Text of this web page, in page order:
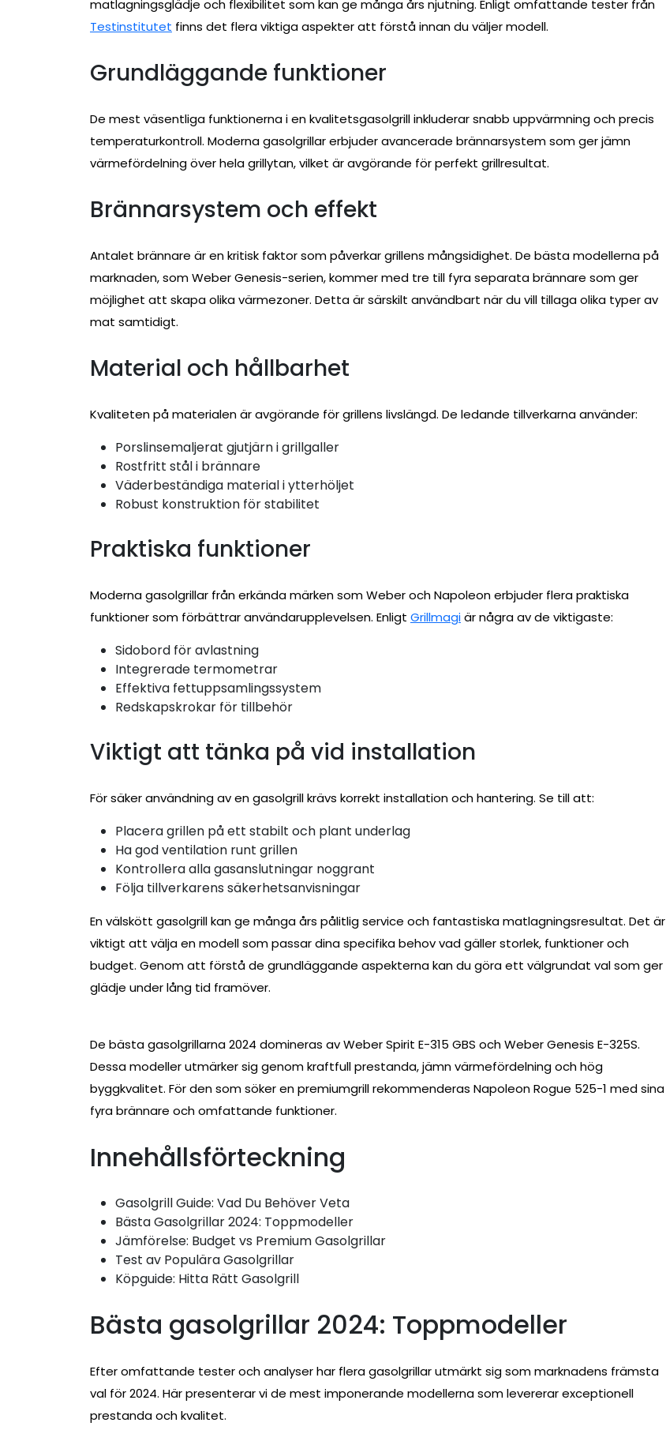
matlagningsglädje och flexibilitet som kan ge många års njutning. Enligt omfattande tester från
Testinstitutet finns det flera viktiga aspekter att förstå innan du väljer modell.
Grundläggande funktioner
De mest väsentliga funktionerna i en kvalitetsgasolgrill inkluderar snabb uppvärmning och precis
temperaturkontroll. Moderna gasolgrillar erbjuder avancerade brännarsystem som ger jämn
värmefördelning över hela grillytan, vilket är avgörande för perfekt grillresultat.
Brännarsystem och effekt
Antalet brännare är en kritisk faktor som påverkar grillens mångsidighet. De bästa modellerna på
marknaden, som Weber Genesis-serien, kommer med tre till fyra separata brännare som ger
möjlighet att skapa olika värmezoner. Detta är särskilt användbart när du vill tillaga olika typer av
mat samtidigt.
Material och hållbarhet
Kvaliteten på materialen är avgörande för grillens livslängd. De ledande tillverkarna använder:
Porslinsemaljerat gjutjärn i grillgaller
Rostfritt stål i brännare
Väderbeständiga material i ytterhöljet
Robust konstruktion för stabilitet
Praktiska funktioner
Moderna gasolgrillar från erkända märken som Weber och Napoleon erbjuder flera praktiska
funktioner som förbättrar användarupplevelsen. Enligt Grillmagiär några av de viktigaste:
Sidobord för avlastning
Integrerade termometrar
Effektiva fettuppsamlingssystem
Redskapskrokar för tillbehör
Viktigt att tänka på vid installation
För säker användning av en gasolgrill krävs korrekt installation och hantering. Se till att:
Placera grillen på ett stabilt och plant underlag
Ha god ventilation runt grillen
Kontrollera alla gasanslutningar noggrant
Följa tillverkarens säkerhetsanvisningar
En välskött gasolgrill kan ge många års pålitlig service och fantastiska matlagningsresultat. Det är
viktigt att välja en modell som passar dina specifika behov vad gäller storlek, funktioner och
budget. Genom att förstå de grundläggande aspekterna kan du göra ett välgrundat val som ger
glädje under lång tid framöver.
De bästa gasolgrillarna 2024 domineras av Weber Spirit E-315 GBS och Weber Genesis E-325S.
Dessa modeller utmärker sig genom kraftfull prestanda, jämn värmefördelning och hög
byggkvalitet. För den som söker en premiumgrill rekommenderas Napoleon Rogue 525-1 med sina
fyra brännare och omfattande funktioner.
Innehållsförteckning
Gasolgrill Guide: Vad Du Behöver Veta
Bästa Gasolgrillar 2024: Toppmodeller
Jämförelse: Budget vs Premium Gasolgrillar
Test av Populära Gasolgrillar
Köpguide: Hitta Rätt Gasolgrill
Bästa gasolgrillar 2024: Toppmodeller
Efter omfattande tester och analyser har flera gasolgrillar utmärkt sig som marknadens främsta
val för 2024. Här presenterar vi de mest imponerande modellerna som levererar exceptionell
prestanda och kvalitet.